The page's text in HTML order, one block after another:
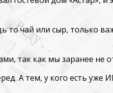
то чай или сыр, только
так как мы заранее не
А тем, у кого есть уже